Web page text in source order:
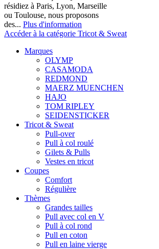
résidiez à Paris, Lyon, Marseille
ou Toulouse, nous proposons
des... Plus d'information
Accéder à la catégorie Tricot & Sweat
Marques
OLYMP
CASAMODA
REDMOND
MAERZ MUENCHEN
HAJO
TOM RIPLEY
SEIDENSTICKER
Tricot & Sweat
Pull-over
Pull à col roulé
Gilets & Pulls
Vestes en tricot
Coupes
Comfort
Régulière
Thèmes
Grandes tailles
Pull avec col en V
Pull à col rond
Pull en coton
Pull en laine vierge